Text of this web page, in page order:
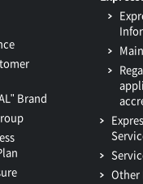
Brand
Other